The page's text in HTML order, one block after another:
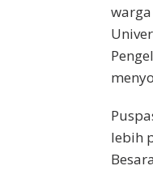
lebih